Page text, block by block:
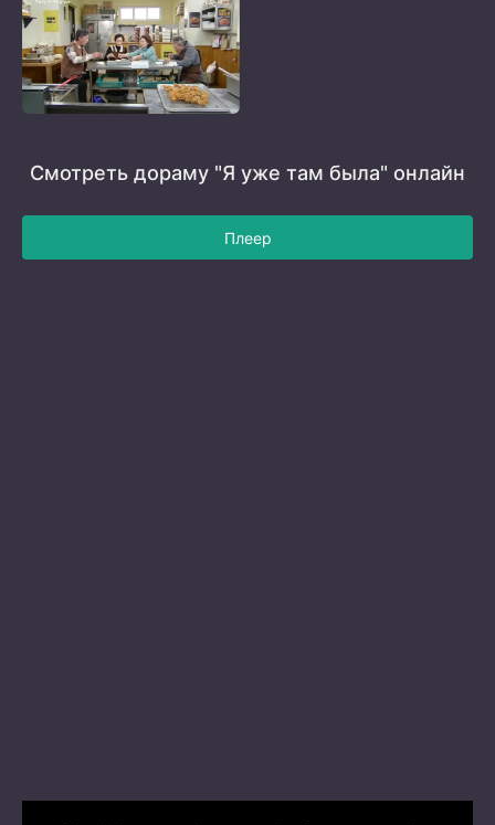
Смотреть дораму "Я уже там была" онлайн
Плеер